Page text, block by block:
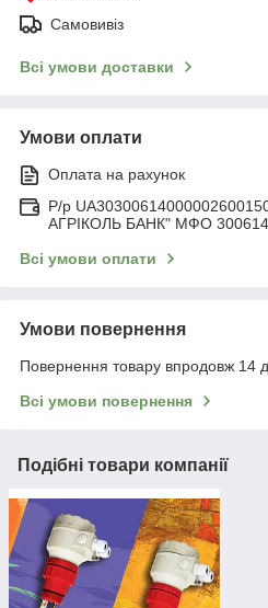
Самовивіз
Всі умови доставки
Умови оплати
Оплата на рахунок
Р/р
АГРІКОЛЬ БАНК" МФО 300614
Всі умови оплати
Умови повернення
Повернення товару впродовж 14
Всі умови повернення
Подібні товари компанії